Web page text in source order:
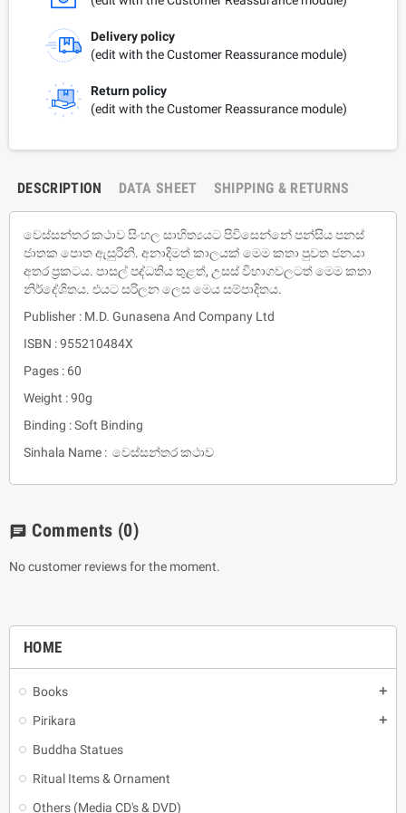
HOME
Books add
Pirikara add
Buddha Statues
Ritual Items & Ornament
Others (Media CD's & DVD)
Delivery policy
(edit with the Customer Reassurance module)
Return policy
(edit with the Customer Reassurance module)
DESCRIPTION DATA SHEET SHIPPING & RETURNS
වෙස්සන්තර කථාව සිංහල සාහිත්‍යයට පිවිසෙන්නේ පන්සිය පනස්
ජාතක පොත ඇසුරිනි. අනාදිමත් කාලයක් මෙම කතා පුවත ජනයා
අතර ප‍්‍රකටය. පාසල් පද්ධතිය තුළත්, උසස් විභාගවලටත් මෙම කතා
නිර්දේශිතය. එයට සරිලන ලෙස මෙය සම්පාදිතය.
Publisher : M.D. Gunasena And Company Ltd
ISBN : 955210484X
Pages : 60
Weight : 90g
Binding : Soft Binding
Sinhala Name : වෙස්සන්තර කථාව
chat Comments (0)
No customer reviews for the moment.